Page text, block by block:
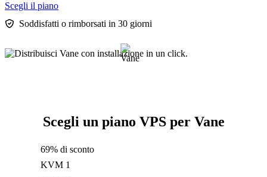
Scegli il piano
Soddisfatti o rimborsati in 30 giorni
Scegli un piano VPS per Vane
69% di sconto
KVM 1